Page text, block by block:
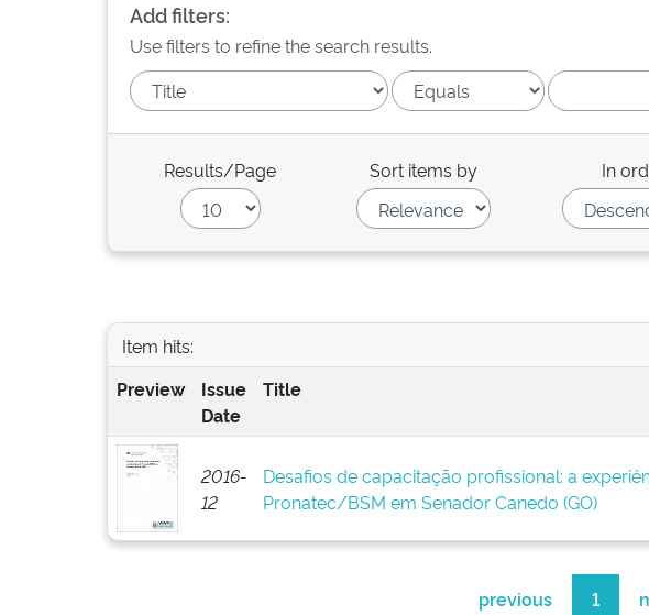
Add filters:
Use filters to refine the search results.
Results/Page Sort items by In
Item hits:
Preview
Issue
Date
Title
2016-
12
Desafios de capacitação profissional: a
Pronatec/BSM em Senador Canedo (GO)
previous 1